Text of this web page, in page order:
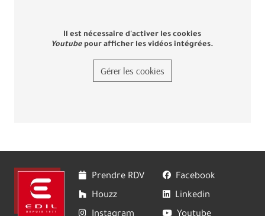
Il est nécessaire d'activer les cookies
Youtube pour afficher les vidéos intégrées.
Gérer les cookies
Prendre RDV
Facebook
Houzz
Linkedin